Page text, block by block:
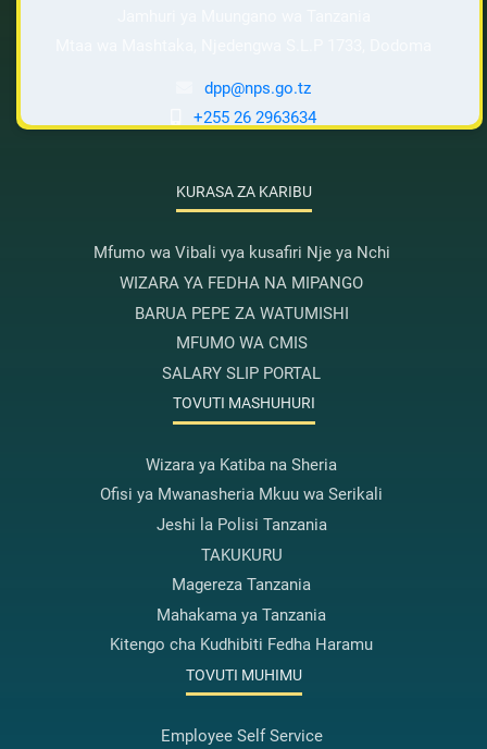
dpp@nps.go.tz
+255 26 2963634
KURASA ZA KARIBU
Mfumo wa Vibali vya kusafiri Nje ya Nchi
WIZARA YA FEDHA NA MIPANGO
BARUA PEPE ZA WATUMISHI
MFUMO WA CMIS
SALARY SLIP PORTAL
TOVUTI MASHUHURI
Wizara ya Katiba na Sheria
Ofisi ya Mwanasheria Mkuu wa Serikali
Jeshi la Polisi Tanzania
TAKUKURU
Magereza Tanzania
Mahakama ya Tanzania
Kitengo cha Kudhibiti Fedha Haramu
TOVUTI MUHIMU
Employee Self Service